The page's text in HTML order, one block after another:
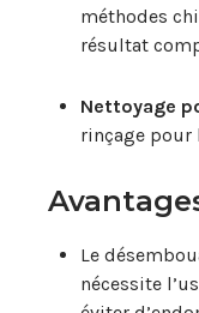
méthodes
résultat
Nettoyage
rinçage pour
Le
nécessite